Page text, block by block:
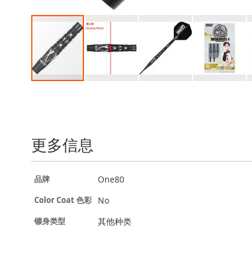
库
的
头
更多信息
更
信
品牌 One80
Color Coat 色彩 No
镖身类型 其他种类